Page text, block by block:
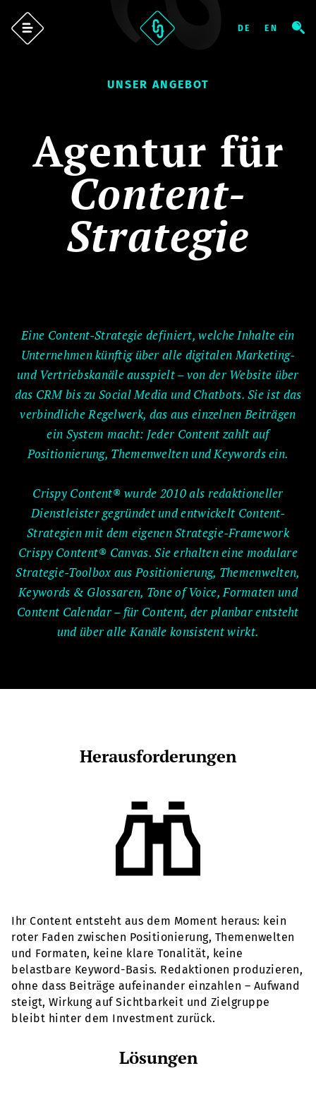
UNSER ANGEBOT
Agentur für
Content-
Strategie
Eine Content-Strategie definiert, welche Inhalte ein
Unternehmen künftig über alle digitalen Marketing-
und Vertriebskanäle ausspielt – von der Website über
das CRM bis zu Social Media und Chatbots. Sie ist das
verbindliche Regelwerk, das aus einzelnen Beiträgen
ein System macht: Jeder Content zahlt auf
Positionierung, Themenwelten und Keywords ein.
Crispy Content® wurde 2010 als redaktioneller
Dienstleister gegründet und entwickelt Content-
Strategien mit dem eigenen Strategie-Framework
Crispy Content® Canvas. Sie erhalten eine modulare
Strategie-Toolbox aus Positionierung, Themenwelten,
Keywords & Glossaren, Tone of Voice, Formaten und
Content Calendar – für Content, der planbar entsteht
und über alle Kanäle konsistent wirkt.
Herausforderungen
Ihr Content entsteht aus dem Moment heraus: kein
roter Faden zwischen Positionierung, Themenwelten
und Formaten, keine klare Tonalität, keine
belastbare Keyword-Basis. Redaktionen produzieren,
ohne dass Beiträge aufeinander einzahlen – Aufwand
steigt, Wirkung auf Sichtbarkeit und Zielgruppe
bleibt hinter dem Investment zurück.
Lösungen